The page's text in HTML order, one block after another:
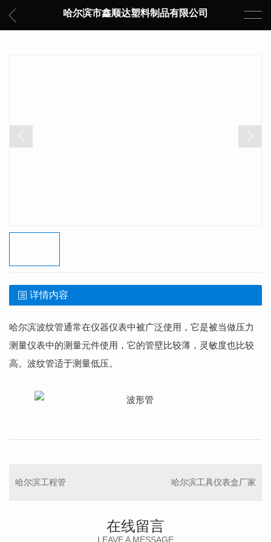
哈尔滨市鑫顺达塑料制品有限公司
详情内容
哈尔滨波纹管通常在仪器仪表中被广泛使用，它是被当做压力
测量仪表中的测量元件使用，它的管壁比较薄，灵敏度也比较
高。波纹管适于测量低压。
哈尔滨工程管 哈尔滨工具仪表盒厂家
在线留言
LEAVE A MESSAGE